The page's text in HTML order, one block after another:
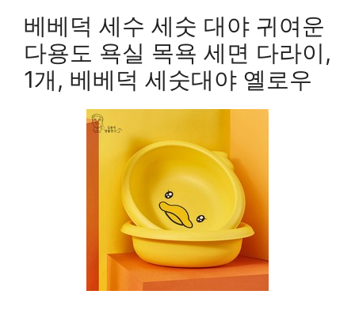
베베덕 세수 세숫 대야 귀여운
다용도 욕실 목욕 세면 다라이,
1개, 베베덕 세숫대야 옐로우